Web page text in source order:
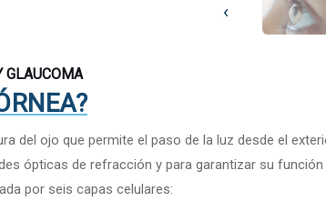
‹
GLAUCOMA
del ojo que permite el paso de la luz desde el
ópticas de refracción y para garantizar su
por seis capas celulares: